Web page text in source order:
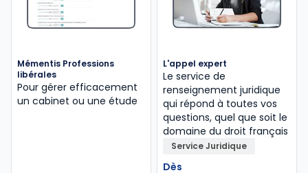
Mémentis Professions
libérales
Pour gérer efficacement
un cabinet ou une étude
L'appel expert
Le service de
renseignement juridique
qui répond à toutes vos
questions, quel que soit le
domaine du droit français
Service Juridique
Dès